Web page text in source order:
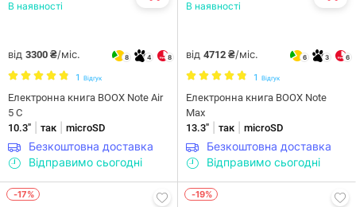
В наявності
від 3300 ₴/міс. 8 4 8
1 Відгук
Електронна книга BOOX Note Air
5 C
10.3"
так microSD
Безкоштовна доставка
Відправимо сьогодні
В наявності
від 4712 ₴/міс. 6 3 6
1 Відгук
Електронна книга BOOX Note
Max
13.3"
так microSD
Безкоштовна доставка
Відправимо сьогодні
-17% -19%